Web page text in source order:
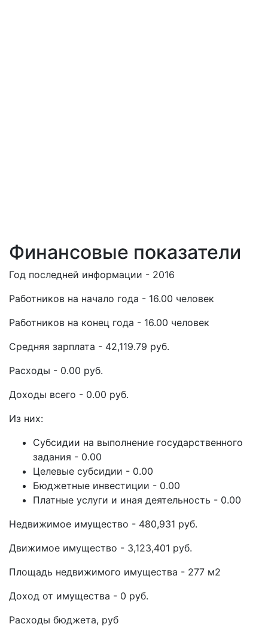
Финансовые показатели
Год последней информации - 2016
Работников на начало года - 16.00 человек
Работников на конец года - 16.00 человек
Средняя зарплата - 42,119.79 руб.
Расходы - 0.00 руб.
Доходы всего - 0.00 руб.
Из них:
Субсидии на выполнение государственного
задания - 0.00
Целевые субсидии - 0.00
Бюджетные инвестиции - 0.00
Платные услуги и иная деятельность - 0.00
Недвижимое имущество - 480,931 руб.
Движимое имущество - 3,123,401 руб.
Площадь недвижимого имущества - 277 м2
Доход от имущества - 0 руб.
Расходы бюджета, руб